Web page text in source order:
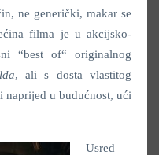
ne generički, makar se
filma je u akcijsko-
“best of“ originalnog
, ali s dosta vlastitog
naprijed u budućnost, ući
Usred